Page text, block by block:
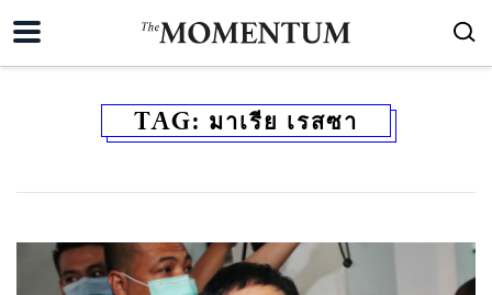
TAG: มาเรีย เรสซา